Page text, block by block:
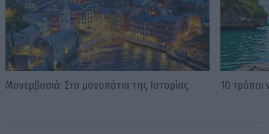
Μονεμβασιά: Στα μονοπάτια της Ιστορίας 10